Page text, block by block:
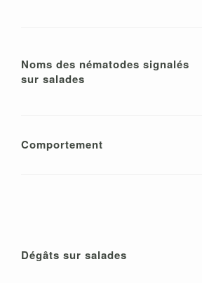
Noms des nématodes signalés
sur salades
Comportement
Dégâts sur salades